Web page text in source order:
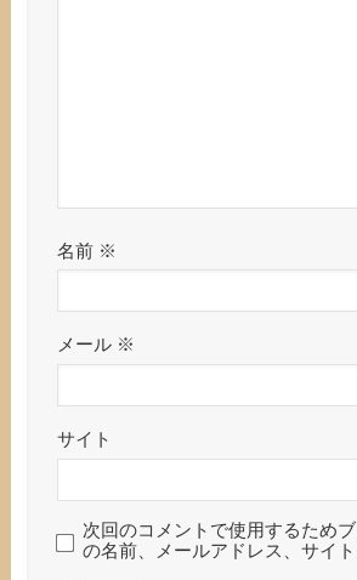
名前 ※
メール ※
サイト
次回のコメントで使用するため
の名前、メールアドレス、サイト